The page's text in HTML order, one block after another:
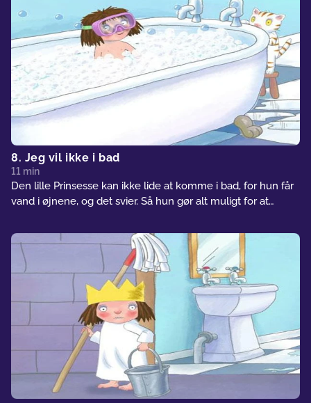
8. Jeg vil ikke i bad
11 min
Den lille Prinsesse kan ikke lide at komme i bad, for hun får
vand i øjnene, og det svier. Så hun gør alt muligt for at